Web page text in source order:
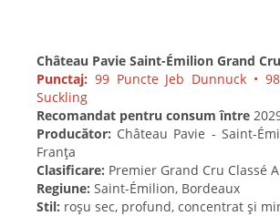
Château Pavie Saint-Émilion Grand
Punctaj: 99 Puncte Jeb Dunnuck •
Suckling
Recomandat pentru consum între
Producător: Château Pavie - Saint-
Franța
Clasificare: Premier Grand Cru Classé A
Regiune: Saint-Émilion, Bordeaux
Stil: roșu sec, profund, concentrat și